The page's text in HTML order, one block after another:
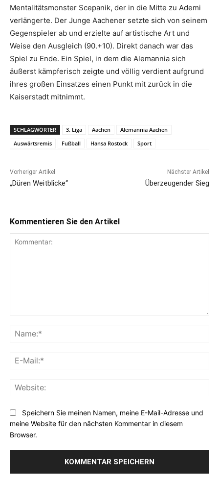
Mentalitätsmonster Scepanik, der in die Mitte zu Ademi
verlängerte. Der Junge Aachener setzte sich von seinem
Gegenspieler ab und erzielte auf artistische Art und
Weise den Ausgleich (90.+10). Direkt danach war das
Spiel zu Ende. Ein Spiel, in dem die Alemannia sich
äußerst kämpferisch zeigte und völlig verdient aufgrund
ihres großen Einsatzes einen Punkt mit zurück in die
Kaiserstadt mitnimmt.
SCHLAGWÖRTER 3. Liga Aachen
Alemannia Aachen
Auswärtsremis
Fußball Hansa Rostock Sport
Vorheriger Artikel
„Düren Weitblicke“
Nächster Artikel
Überzeugender Sieg
Kommentieren Sie den Artikel
Speichern Sie meinen Namen, meine E-Mail-Adresse und
meine Website für den nächsten Kommentar in diesem
Browser.